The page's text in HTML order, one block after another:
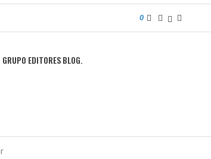
0
GRUPO EDITORES BLOG.